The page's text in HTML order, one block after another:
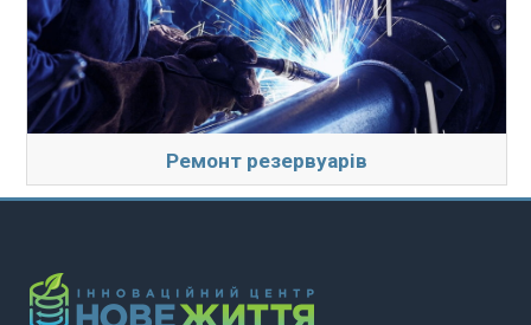
Ремонт резервуарів